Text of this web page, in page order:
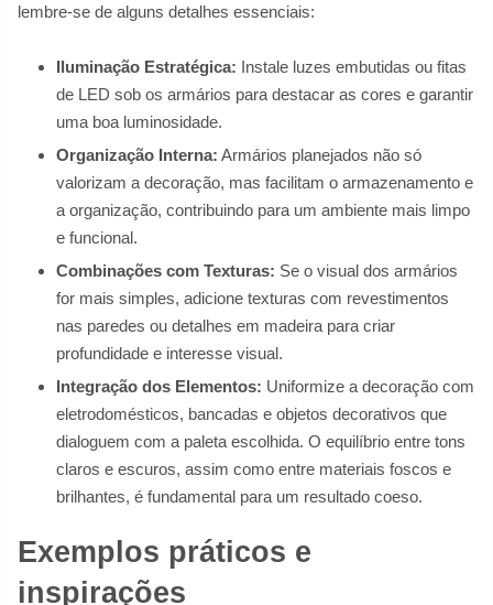
lembre-se de alguns detalhes essenciais:
Iluminação Estratégica: Instale luzes embutidas ou fitas
de LED sob os armários para destacar as cores e garantir
uma boa luminosidade.
Organização Interna: Armários planejados não só
valorizam a decoração, mas facilitam o armazenamento e
a organização, contribuindo para um ambiente mais limpo
e funcional.
Combinações com Texturas: Se o visual dos armários
for mais simples, adicione texturas com revestimentos
nas paredes ou detalhes em madeira para criar
profundidade e interesse visual.
Integração dos Elementos: Uniformize a decoração com
eletrodomésticos, bancadas e objetos decorativos que
dialoguem com a paleta escolhida. O equilíbrio entre tons
claros e escuros, assim como entre materiais foscos e
brilhantes, é fundamental para um resultado coeso.
Exemplos práticos e
inspirações